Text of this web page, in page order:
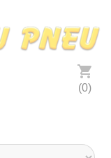
shopping_cart
(0)